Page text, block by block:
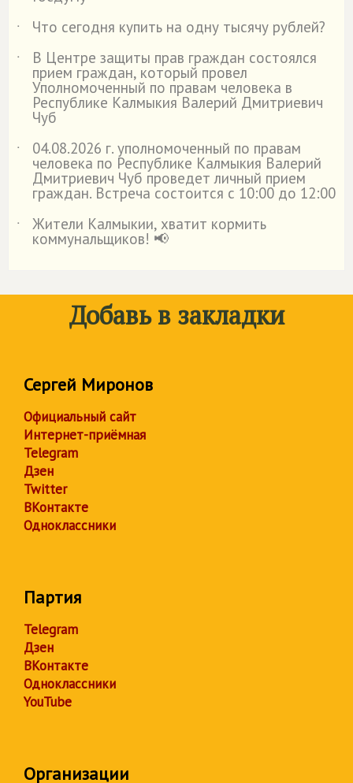
˙
Что сегодня купить на одну тысячу рублей?
˙
В Центре защиты прав граждан состоялся
прием граждан, который провел
Уполномоченный по правам человека в
Республике Калмыкия Валерий Дмитриевич
Чуб
˙
04.08.2026 г. уполномоченный по правам
человека по Республике Калмыкия Валерий
Дмитриевич Чуб проведет личный прием
граждан. Встреча состоится с 10:00 до 12:00
˙
Жители Калмыкии, хватит кормить
коммунальщиков! 📢
Добавь в закладки
Сергей Миронов
Официальный сайт
Интернет-приёмная
Telegram
Дзен
Twitter
ВКонтакте
Одноклассники
Партия
Telegram
Дзен
ВКонтакте
Одноклассники
YouTube
Организации